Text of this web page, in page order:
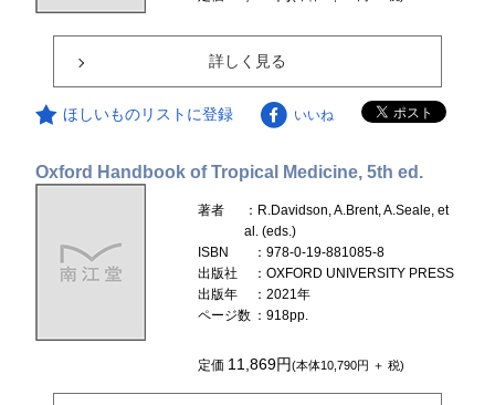
詳しく見る
ほしいものリストに登録 いいね
Oxford Handbook of Tropical Medicine, 5th ed.
著者
：R.Davidson, A.Brent, A.Seale, et
al. (eds.)
ISBN
：978-0-19-881085-8
出版社
：OXFORD UNIVERSITY PRESS
出版年
：2021年
ページ数 ：918pp.
定価 11,869円(本体10,790円 ＋ 税)